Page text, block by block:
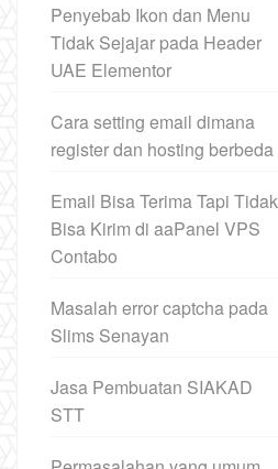
Penyebab Ikon dan Menu
Tidak Sejajar pada Header
UAE Elementor
Cara setting email dimana
register dan hosting berbeda
Email Bisa Terima Tapi Tidak
Bisa Kirim di aaPanel VPS
Contabo
Masalah error captcha pada
Slims Senayan
Jasa Pembuatan SIAKAD
STT